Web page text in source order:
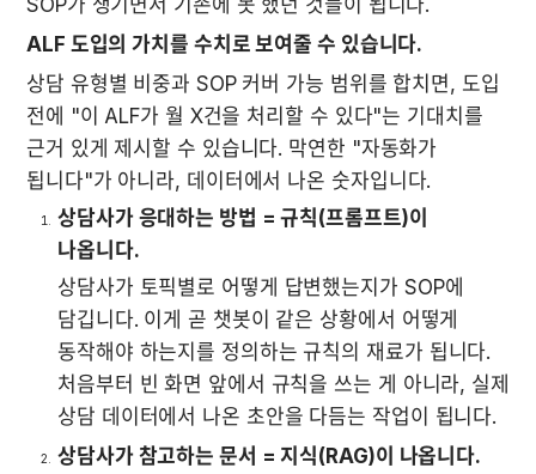
ALF 도입의 가치를 수치로 보여줄 수 있습니다.
상담 유형별 비중과 SOP 커버 가능 범위를 합치면, 도입
전에 "이 ALF가 월 X건을 처리할 수 있다"는 기대치를
근거 있게 제시할 수 있습니다. 막연한 "자동화가
됩니다"가 아니라, 데이터에서 나온 숫자입니다.
상담사가 응대하는 방법 = 규칙(프롬프트)이
나옵니다.
상담사가 토픽별로 어떻게 답변했는지가 SOP에
담깁니다. 이게 곧 챗봇이 같은 상황에서 어떻게
동작해야 하는지를 정의하는 규칙의 재료가 됩니다.
처음부터 빈 화면 앞에서 규칙을 쓰는 게 아니라, 실제
상담 데이터에서 나온 초안을 다듬는 작업이 됩니다.
상담사가 참고하는 문서 = 지식(RAG)이 나옵니다.